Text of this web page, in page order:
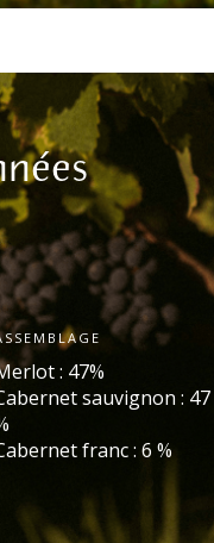
: 47%
sauvignon : 47
franc : 6 %